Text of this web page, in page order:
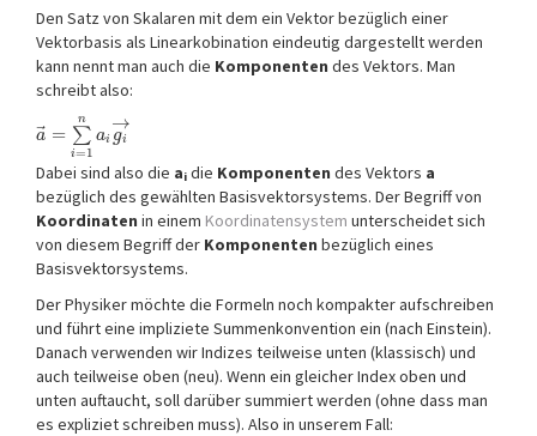
Den Satz von Skalaren mit dem ein Vektor bezüglich einer
Vektorbasis als Linearkobination eindeutig dargestellt werden
kann nennt man auch die Komponenten des Vektors. Man
schreibt also:
a = ∑
i=1
n
ai gi
→
Dabei sind also die ai die Komponenten des Vektors a
bezüglich des gewählten Basisvektorsystems. Der Begriff von
Koordinaten in einem Koordinatensystem unterscheidet sich
von diesem Begriff der Komponenten bezüglich eines
Basisvektorsystems.
Der Physiker möchte die Formeln noch kompakter aufschreiben
und führt eine impliziete Summenkonvention ein (nach Einstein).
Danach verwenden wir Indizes teilweise unten (klassisch) und
auch teilweise oben (neu). Wenn ein gleicher Index oben und
unten auftaucht, soll darüber summiert werden (ohne dass man
es expliziet schreiben muss). Also in unserem Fall: